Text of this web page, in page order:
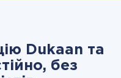
Dukaan та
без